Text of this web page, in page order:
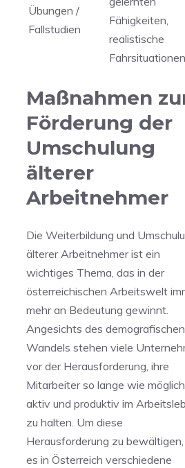
Übungen /
Fallstudien
Fähigkeiten,
realistische
Fahrsituationen
Maßnahmen
Förderung der
Umschulung
älterer
Arbeitnehmer
Die Weiterbildung‍ und
älterer Arbeitnehmer ist ein
wichtiges Thema, das in der ​
österreichischen Arbeitswelt
mehr an Bedeutung gewinnt.
Angesichts des demografischen
Wandels stehen viele
vor der Herausforderung, ihre
Mitarbeiter so lange wie möglich
aktiv und produktiv im
zu halten. Um ⁢diese⁣
Herausforderung zu
es in Österreich verschiedene